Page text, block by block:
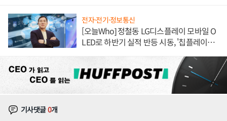
전자·전기·정보통신
[오늘Who] 정철동 LG디스플레이 모바일 O
LED로 하반기 실적 반등 시동, '칩플레이
기사댓글0개